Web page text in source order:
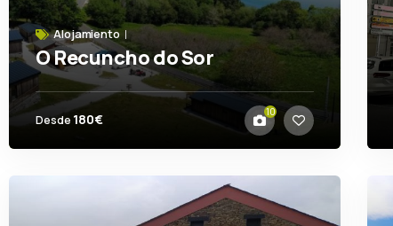
Alojamiento
O Recuncho do Sor
Mañón
Desde 180€ 10